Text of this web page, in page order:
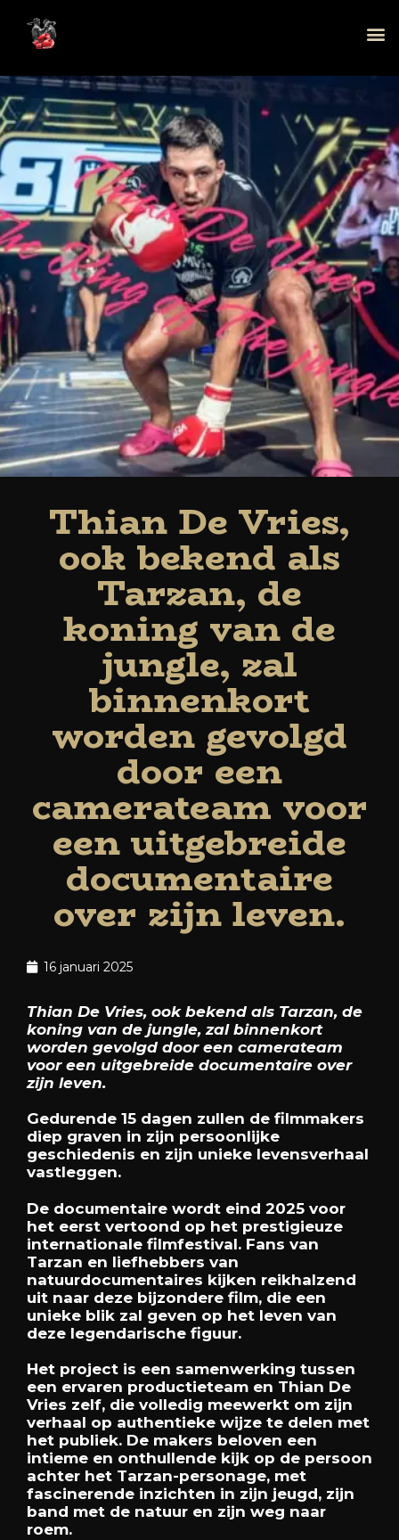
Thian De Vries,
ook bekend als
Tarzan, de
koning van de
jungle, zal
binnenkort
worden gevolgd
door een
camerateam voor
een uitgebreide
documentaire
over zijn leven.
16 januari 2025
Thian De Vries, ook bekend als Tarzan, de
koning van de jungle, zal binnenkort
worden gevolgd door een camerateam
voor een uitgebreide documentaire over
zijn leven.
Gedurende 15 dagen zullen de filmmakers
diep graven in zijn persoonlijke
geschiedenis en zijn unieke levensverhaal
vastleggen.
De documentaire wordt eind 2025 voor
het eerst vertoond op het prestigieuze
internationale filmfestival. Fans van
Tarzan en liefhebbers van
natuurdocumentaires kijken reikhalzend
uit naar deze bijzondere film, die een
unieke blik zal geven op het leven van
deze legendarische figuur.
Het project is een samenwerking tussen
een ervaren productieteam en Thian De
Vries zelf, die volledig meewerkt om zijn
verhaal op authentieke wijze te delen met
het publiek. De makers beloven een
intieme en onthullende kijk op de persoon
achter het Tarzan-personage, met
fascinerende inzichten in zijn jeugd, zijn
band met de natuur en zijn weg naar
roem.